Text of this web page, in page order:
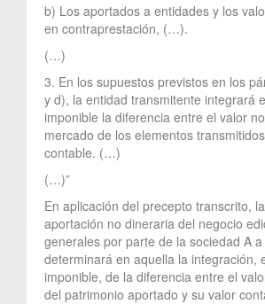
b) Los aportados a entidades y los
en contraprestación, (…).
(…)
3. En los supuestos previstos en los
y d), la entidad transmitente integrará
imponible la diferencia entre el valor
mercado de los elementos
contable. (…)
(…)”
En aplicación del precepto transcrito,
aportación no dineraria del negocio
generales por parte de la sociedad A
determinará en aquella la integración,
imponible, de la diferencia entre el
del patrimonio aportado y su valor